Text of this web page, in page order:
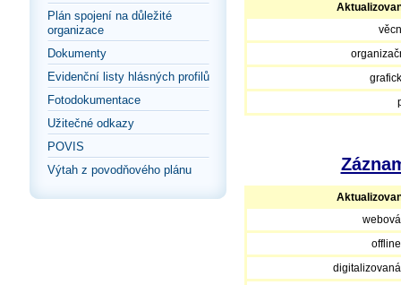
Plán spojení na důležité
organizace
Dokumenty
Evidenční listy hlásných profilů
Fotodokumentace
Užitečné odkazy
POVIS
Výtah z povodňového plánu